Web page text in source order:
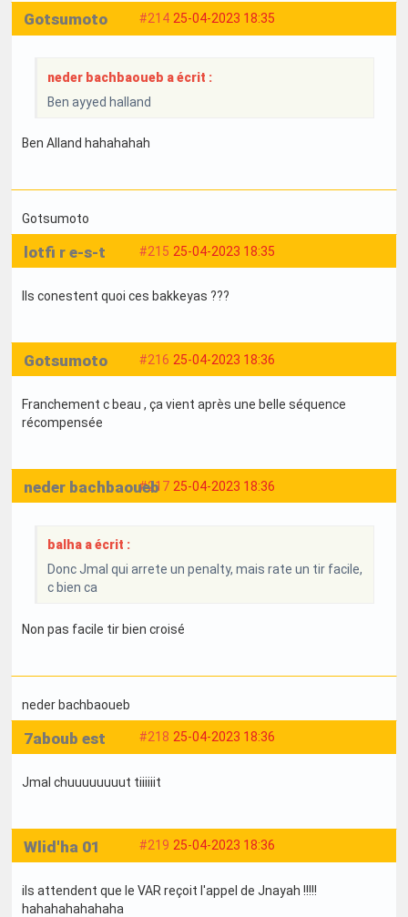
#214 25-04-2023 18:35
Gotsumoto
neder bachbaoueb a écrit :
Ben ayyed halland
Ben Alland hahahahah
Gotsumoto
#215 25-04-2023 18:35
lotfi r e-s-t
Ils conestent quoi ces bakkeyas ???
#216 25-04-2023 18:36
Gotsumoto
Franchement c beau , ça vient après une belle séquence
récompensée
#217 25-04-2023 18:36
neder bachbaoueb
balha a écrit :
Donc Jmal qui arrete un penalty, mais rate un tir facile,
c bien ca
Non pas facile tir bien croisé
neder bachbaoueb
#218 25-04-2023 18:36
7aboub est
Jmal chuuuuuuuut tiiiiiit
#219 25-04-2023 18:36
Wlid'ha 01
ils attendent que le VAR reçoit l'appel de Jnayah !!!!!
hahahahahahaha